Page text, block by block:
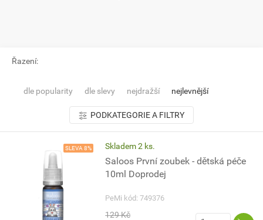
Řazení:
dle popularity dle slevy nejdražší nejlevnější
PODKATEGORIE A FILTRY
SLEVA 8% Skladem 2 ks.
Saloos První zoubek - dětská péče
10ml Doprodej
PeMi kód: 749376
129 Kč